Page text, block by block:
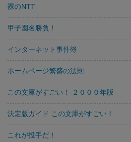
裸のNTT
甲子園名勝負！
インターネット事件簿
ホームページ繁盛の法則
この文庫がすごい！ ２０００年版
決定版ガイド この文庫がすごい！
これが投手だ！